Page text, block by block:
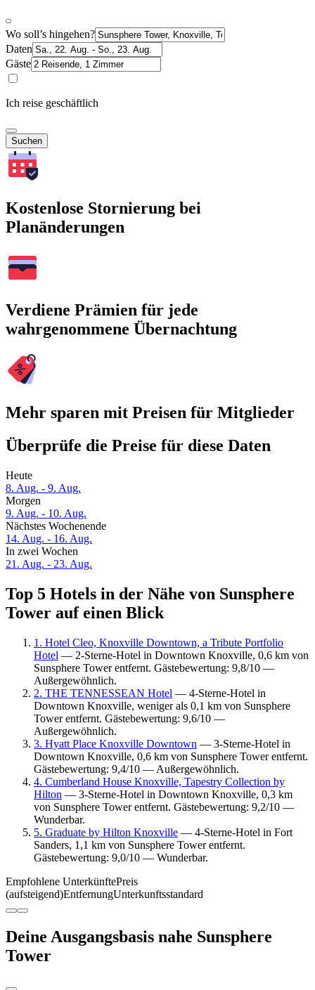
Wo soll’s hingehen?
Daten
Gäste
Ich reise geschäftlich
Suchen
Kostenlose Stornierung bei
Planänderungen
Verdiene Prämien für jede
wahrgenommene Übernachtung
Mehr sparen mit Preisen für Mitglieder
Überprüfe die Preise für diese Daten
Heute
8. Aug. - 9. Aug.
Morgen
9. Aug. - 10. Aug.
Nächstes Wochenende
14. Aug. - 16. Aug.
In zwei Wochen
21. Aug. - 23. Aug.
Top 5 Hotels in der Nähe von Sunsphere
Tower auf einen Blick
1. Hotel Cleo, Knoxville Downtown, a Tribute Portfolio
Hotel — 2-Sterne-Hotel in Downtown Knoxville, 0,6 km von
Sunsphere Tower entfernt. Gästebewertung: 9,8/10 —
Außergewöhnlich.
2. THE TENNESSEAN Hotel — 4-Sterne-Hotel in
Downtown Knoxville, weniger als 0,1 km von Sunsphere
Tower entfernt. Gästebewertung: 9,6/10 —
Außergewöhnlich.
3. Hyatt Place Knoxville Downtown — 3-Sterne-Hotel in
Downtown Knoxville, 0,6 km von Sunsphere Tower entfernt.
Gästebewertung: 9,4/10 — Außergewöhnlich.
4. Cumberland House Knoxville, Tapestry Collection by
Hilton — 3-Sterne-Hotel in Downtown Knoxville, 0,3 km
von Sunsphere Tower entfernt. Gästebewertung: 9,2/10 —
Wunderbar.
5. Graduate by Hilton Knoxville — 4-Sterne-Hotel in Fort
Sanders, 1,1 km von Sunsphere Tower entfernt.
Gästebewertung: 9,0/10 — Wunderbar.
Empfohlene UnterkünftePreis
(aufsteigend)EntfernungUnterkunftsstandard
Deine Ausgangsbasis nahe Sunsphere
Tower